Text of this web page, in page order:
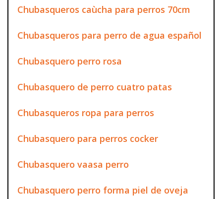
Chubasqueros caùcha para perros 70cm
Chubasqueros para perro de agua español
Chubasquero perro rosa
Chubasquero de perro cuatro patas
Chubasqueros ropa para perros
Chubasquero para perros cocker
Chubasquero vaasa perro
Chubasquero perro forma piel de oveja